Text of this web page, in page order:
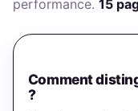
performance. 15
Comment
?